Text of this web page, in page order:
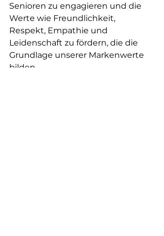
Senioren zu engagieren und die
Werte wie Freundlichkeit,
Respekt, Empathie und
Leidenschaft zu fördern, die die
Grundlage unserer Markenwerte
bilden.